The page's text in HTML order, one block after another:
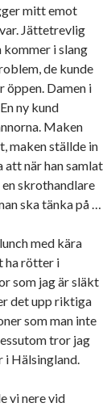
mitt emot
Jättetrevlig
i slang
de kunde
öppen. Damen i
ny kund
Maken
maken ställde in
att när han samlat
skrothandlare
ska tänka på …
med kära
ha rötter i
som jag är släkt
det upp riktiga
som man inte
tror jag
i Hälsingland.
vi nere vid